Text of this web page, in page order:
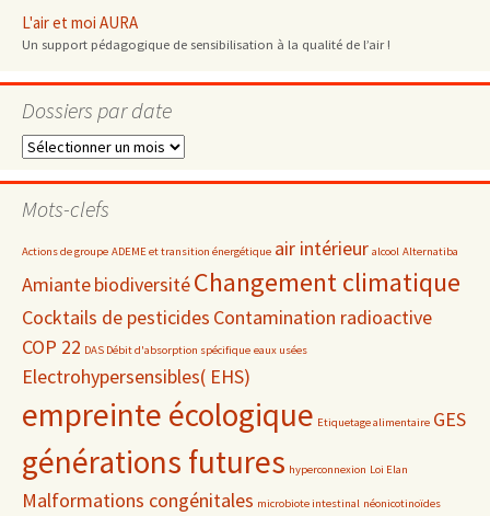
L'air et moi AURA
Un support pédagogique de sensibilisation à la qualité de l’air !
Dossiers par date
Dossiers
date
Mots-clefs
Actions de groupe ADEME et transition énergétique air intérieur alcool Alternatiba
AmiantebiodiversitéChangement climatique
Cocktails de pesticides Contamination radioactive
COP 22 DAS Débit d'absorption spécifique eaux usées
Electrohypersensibles( EHS)
empreinte écologique Etiquetage alimentaire GES
générations futures hyperconnexion Loi Elan
Malformations congénitales microbiote intestinal néonicotinoïdes